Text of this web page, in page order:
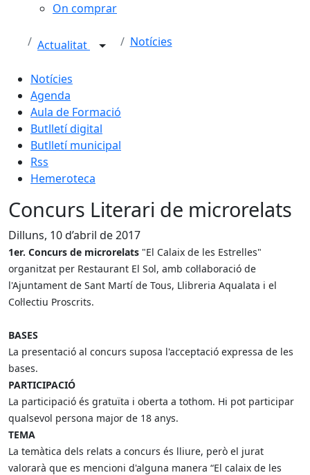
On comprar
Actualitat Notícies
Notícies
Agenda
Aula de Formació
Butlletí digital
Butlletí municipal
Rss
Hemeroteca
Concurs Literari de microrelats
Dilluns, 10 d’abril de 2017
1er. Concurs de microrelats "El Calaix de les Estrelles"
organitzat per Restaurant El Sol, amb col·laboració de
l'Ajuntament de Sant Martí de Tous, Llibreria Aqualata i el
Col·lectiu Proscrits.
BASES
La presentació al concurs suposa l'acceptació expressa de les
bases.
PARTICIPACIÓ
La participació és gratuïta i oberta a tothom. Hi pot participar
qualsevol persona major de 18 anys.
TEMA
La temàtica dels relats a concurs és lliure, però el jurat
valorarà que es mencioni d'alguna manera “El calaix de les